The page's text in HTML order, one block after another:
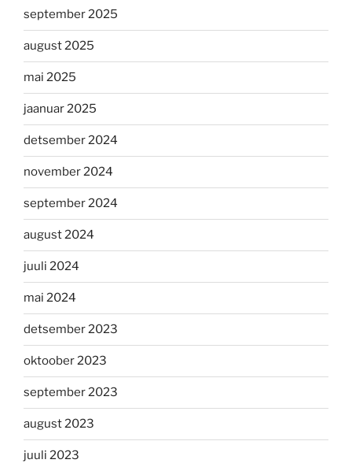
september 2025
august 2025
mai 2025
jaanuar 2025
detsember 2024
november 2024
september 2024
august 2024
juuli 2024
mai 2024
detsember 2023
oktoober 2023
september 2023
august 2023
juuli 2023